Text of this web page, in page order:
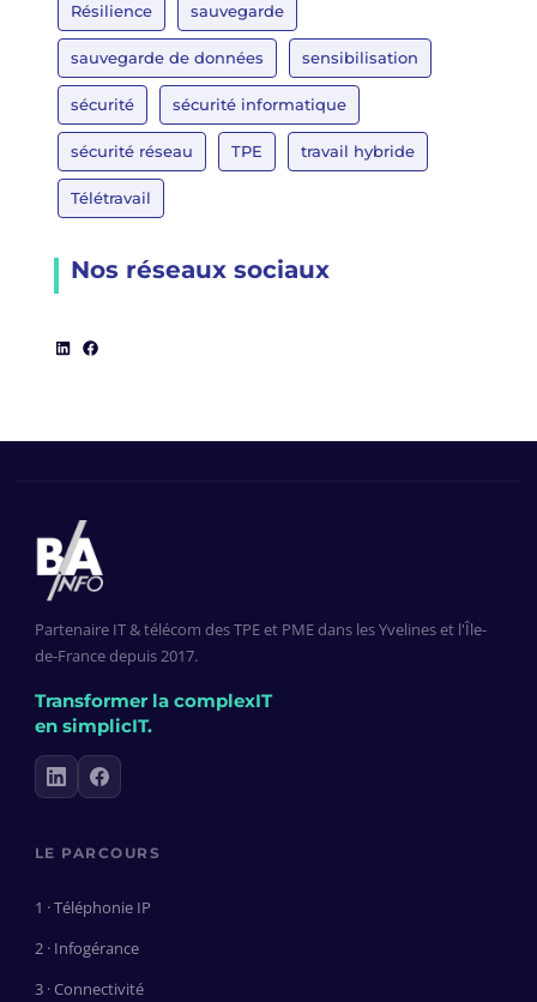
Résilience sauvegarde
sauvegarde de données sensibilisation
sécurité sécurité informatique
sécurité réseau TPE travail hybride
Télétravail
Nos réseaux sociaux
LinkedIn
Facebook
Partenaire IT & télécom des TPE et PME dans les Yvelines et l'Île-
de-France depuis 2017.
Transformer la complexIT
en simplicIT.
LE PARCOURS
1 · Téléphonie IP
2 · Infogérance
3 · Connectivité